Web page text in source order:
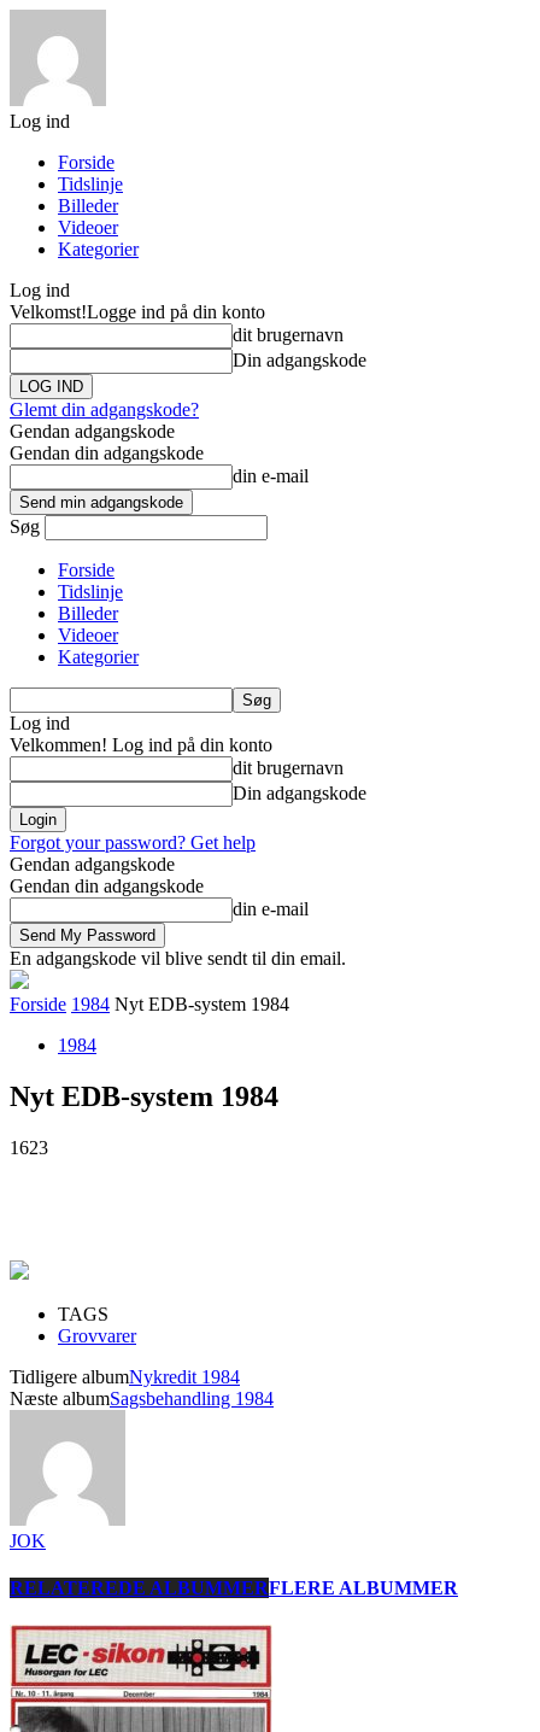
Log ind
Forside
Tidslinje
Billeder
Videoer
Kategorier
Log ind
Velkomst!Logge ind på din konto
dit brugernavn
Din adgangskode
Glemt din adgangskode?
Gendan adgangskode
Gendan din adgangskode
din e-mail
Søg
Forside
Tidslinje
Billeder
Videoer
Kategorier
Log ind
Velkommen! Log ind på din konto
dit brugernavn
Din adgangskode
Forgot your password? Get help
Gendan adgangskode
Gendan din adgangskode
din e-mail
En adgangskode vil blive sendt til din email.
Forside 1984 Nyt EDB-system 1984
1984
Nyt EDB-system 1984
1623
TAGS
Grovvarer
Tidligere albumNykredit 1984
Næste albumSagsbehandling 1984
JOK
RELATEREDE ALBUMMERFLERE ALBUMMER